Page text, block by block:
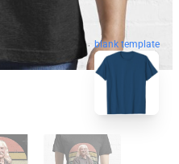
blank template